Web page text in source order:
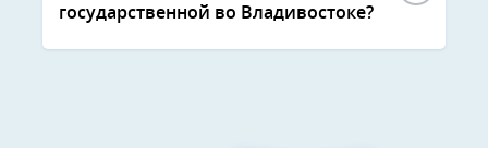
государственной во Владивостоке?